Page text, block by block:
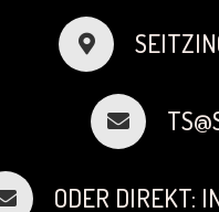
ODER DIREKT: